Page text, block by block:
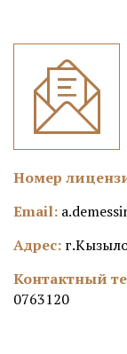
Номер
Email:
Адрес:
Контактный
0763120